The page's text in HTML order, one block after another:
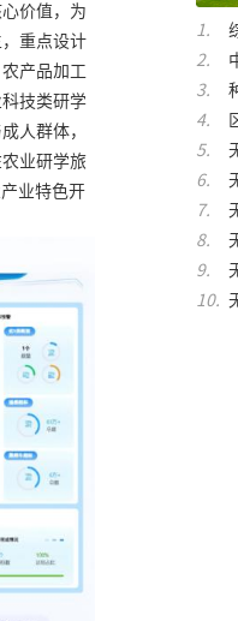
价值，为
重点设计
产品加工
技类研学
人群体，
业研学旅
业特色开